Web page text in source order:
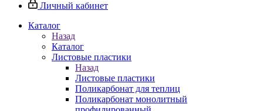
Личный кабинет
Каталог
Назад
Каталог
Листовые пластики
Назад
Листовые пластики
Поликарбонат для теплиц
Поликарбонат монолитный